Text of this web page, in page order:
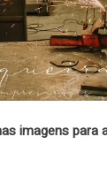
imagens para